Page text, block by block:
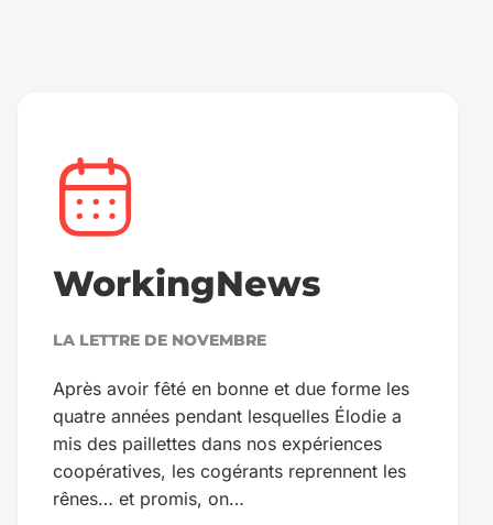
WorkingNews
LA LETTRE DE NOVEMBRE
Après avoir fêté en bonne et due forme les
quatre années pendant lesquelles Élodie a
mis des paillettes dans nos expériences
coopératives, les cogérants reprennent les
rênes… et promis, on…